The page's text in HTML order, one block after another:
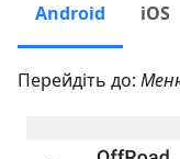
Android iOS
Перейдіть до: